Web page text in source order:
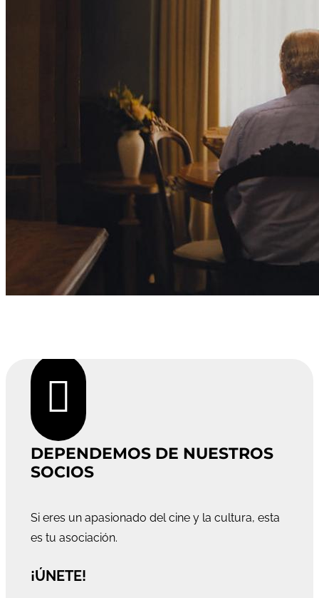

DEPENDEMOS DE NUESTROS
SOCIOS
Si eres un apasionado del cine y la cultura, esta
es tu asociación.
¡ÚNETE!